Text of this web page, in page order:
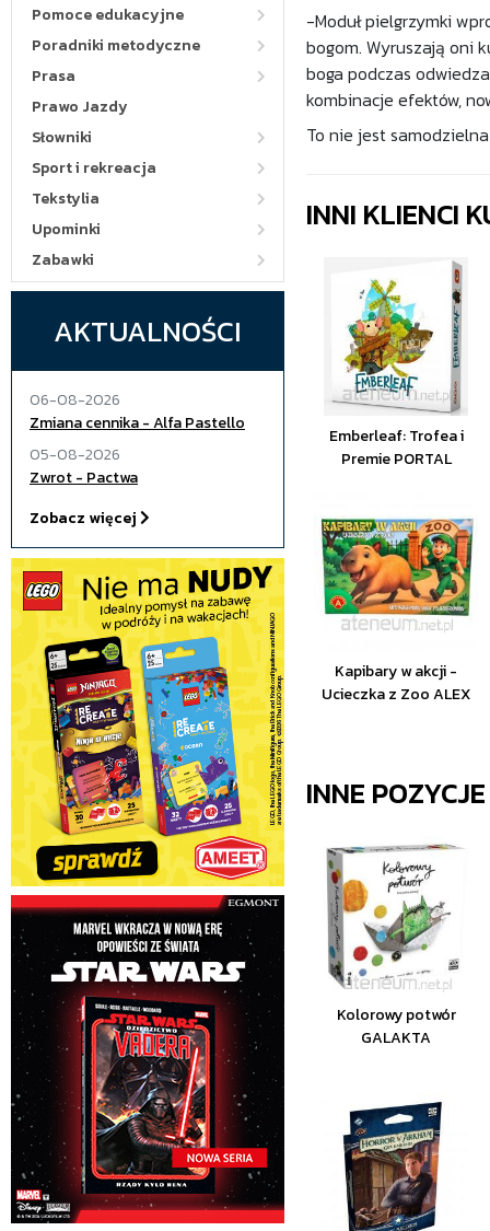
Pomoce edukacyjne
Poradniki metodyczne
Prasa
Prawo Jazdy
Słowniki
Sport i rekreacja
Tekstylia
Upominki
Zabawki
AKTUALNOŚCI
06-08-2026
Zmiana cennika - Alfa Pastello
05-08-2026
Zwrot - Pactwa
Zobacz więcej
-Moduł pielgrzymki
bogom. Wyruszają oni
boga podczas
kombinacje efektów,
To nie jest
INNI KLIENCI
Emberleaf: Trofea i
Premie PORTAL
Kapibary w akcji -
Ucieczka z Zoo ALEX
INNE
Kolorowy potwór
GALAKTA